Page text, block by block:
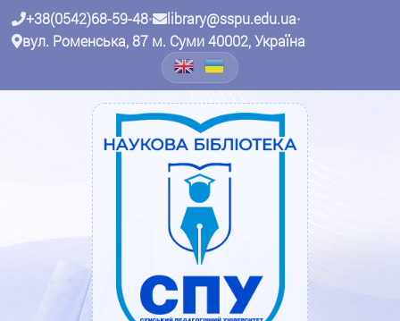
+38(0542)68-59-48• library@sspu.edu.ua•
вул. Роменська, 87 м. Суми 40002, Україна